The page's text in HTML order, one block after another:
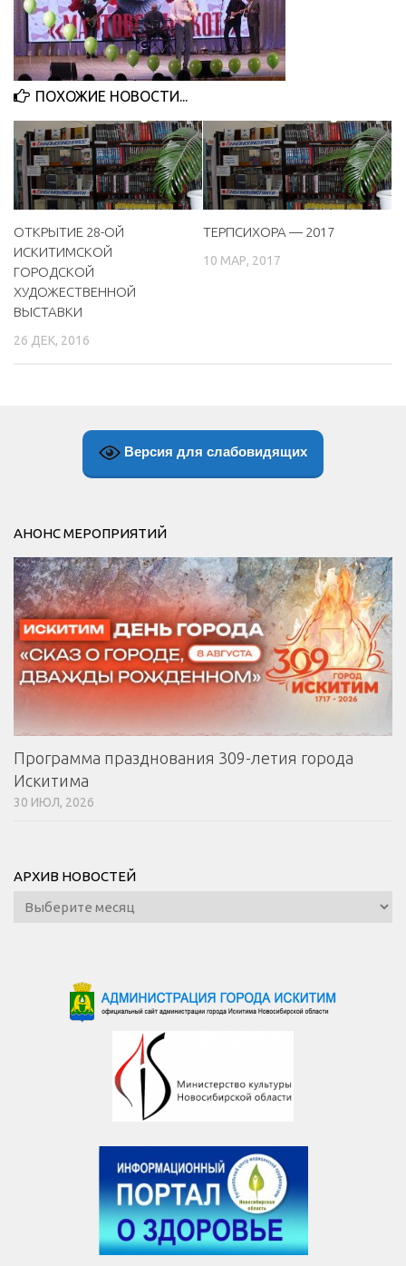
МБУ Дом культуры «Молодость»
МБУ Дом культуры «Октябрь»
МБОУ ДО «Детская школа искусств»
МБУК «Искитимский городской историко-художественный
музей»
МБУ Парк культуры и отдыха им. И.В. Коротеева
МБУК «Централизованная библиотечная система»
ДК «Россия»
Афиша
Независимая оценка качества
Контакты
ПОХОЖИЕ НОВОСТИ...
ОТКРЫТИЕ 28-ОЙ
ИСКИТИМСКОЙ
ГОРОДСКОЙ
ХУДОЖЕСТВЕННОЙ
ВЫСТАВКИ
26 ДЕК, 2016
ТЕРПСИХОРА — 2017
10 МАР, 2017
Версия для слабовидящих
АНОНС МЕРОПРИЯТИЙ
Программа празднования 309-летия города
Искитима
30 ИЮЛ, 2026
АРХИВ НОВОСТЕЙ
Архив
новостей